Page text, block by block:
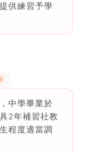
供練習予學
中學畢業於
2年補習社教
程度適當調